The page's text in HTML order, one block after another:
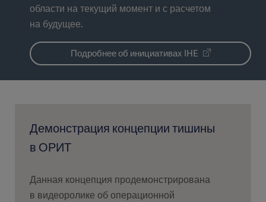
области на текущий момент и с расчетом
на будущее.
Подробнее об инициативах IHE
Демонстрация концепции тишины
в ОРИТ
Данная концепция продемонстрирована
в видеоролике об операционной